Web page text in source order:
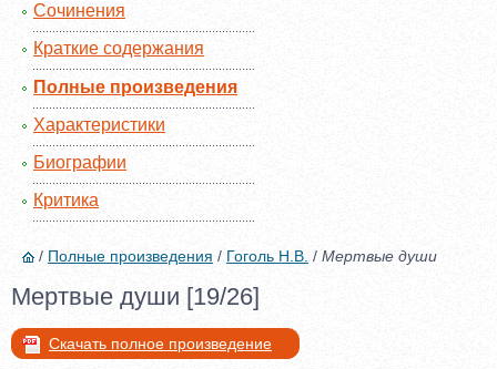
Сочинения
Краткие содержания
Полные произведения
Характеристики
Биографии
Критика
/ Полные произведения / Гоголь Н.В. / Мертвые души
Мертвые души [19/26]
Скачать полное произведение